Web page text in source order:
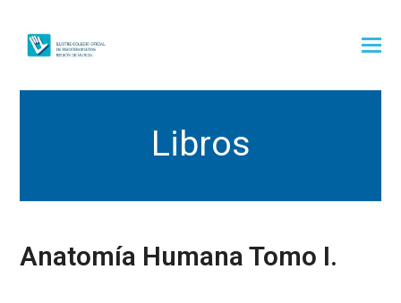
Libros
Anatomía Humana Tomo I.